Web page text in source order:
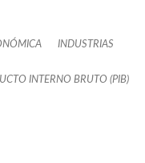
INDUSTRIAS
INTERNO BRUTO (PIB)